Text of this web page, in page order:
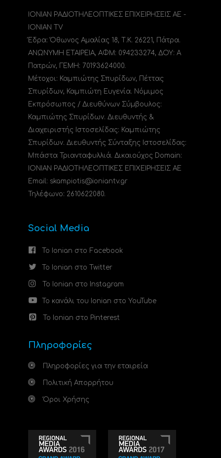
ΙΟΝΙΑΝ ΡΑΔΙΟΤΗΛΕΟΠΤΙΚΕΣ ΕΠΙΧΕΙΡΗΣΕΙΣ ΑΕ -
IONIAN TV
Έδρα: Όθωνος Αμαλίας 18, Τ.Κ. 26221, Πάτρα.
ΑΝΩΝΥΜΗ ΕΤΑΙΡΕΙΑ, ΑΦΜ: 094233274, ΔΟΥ: A
Πατρών, ΓΕΜΗ: 70193624000.
Μέτοχοι: Καμπιώτης Σπυρίδων, Πέττας
Σπυρίδων, Καμπιώτη Ευγενία. Νόμιμος
Εκπρόσωπος / Διευθύνων Σύμβουλος:
Καμπιώτης Σπυρίδων. Διευθυντής &
Διαχειριστής Ιστοσελίδας: Καμπιώτης
Σπυρίδων. Διευθυντής Σύνταξης Ιστοσελίδας:
Μπάστα Τριανταφυλλιά. Δικαιούχος Domain:
ΙΟΝΙΑΝ ΡΑΔΙΟΤΗΛΕΟΠΤΙΚΕΣ ΕΠΙΧΕΙΡΗΣΕΙΣ ΑΕ
Email: skampiotis@ioniantv.gr
Τηλέφωνο: 2610622080.
Social Media
Το Ionian στο Facebook
Το Ionian στο Twitter
Το Ionian στο Instagram
Το κανάλι του Ionian στο YouTube
Το Ionian στο Pinterest
Πληροφορίες
Πληροφορίες για την εταιρεία
Πολιτική Απορρήτου
Όροι Χρήσης